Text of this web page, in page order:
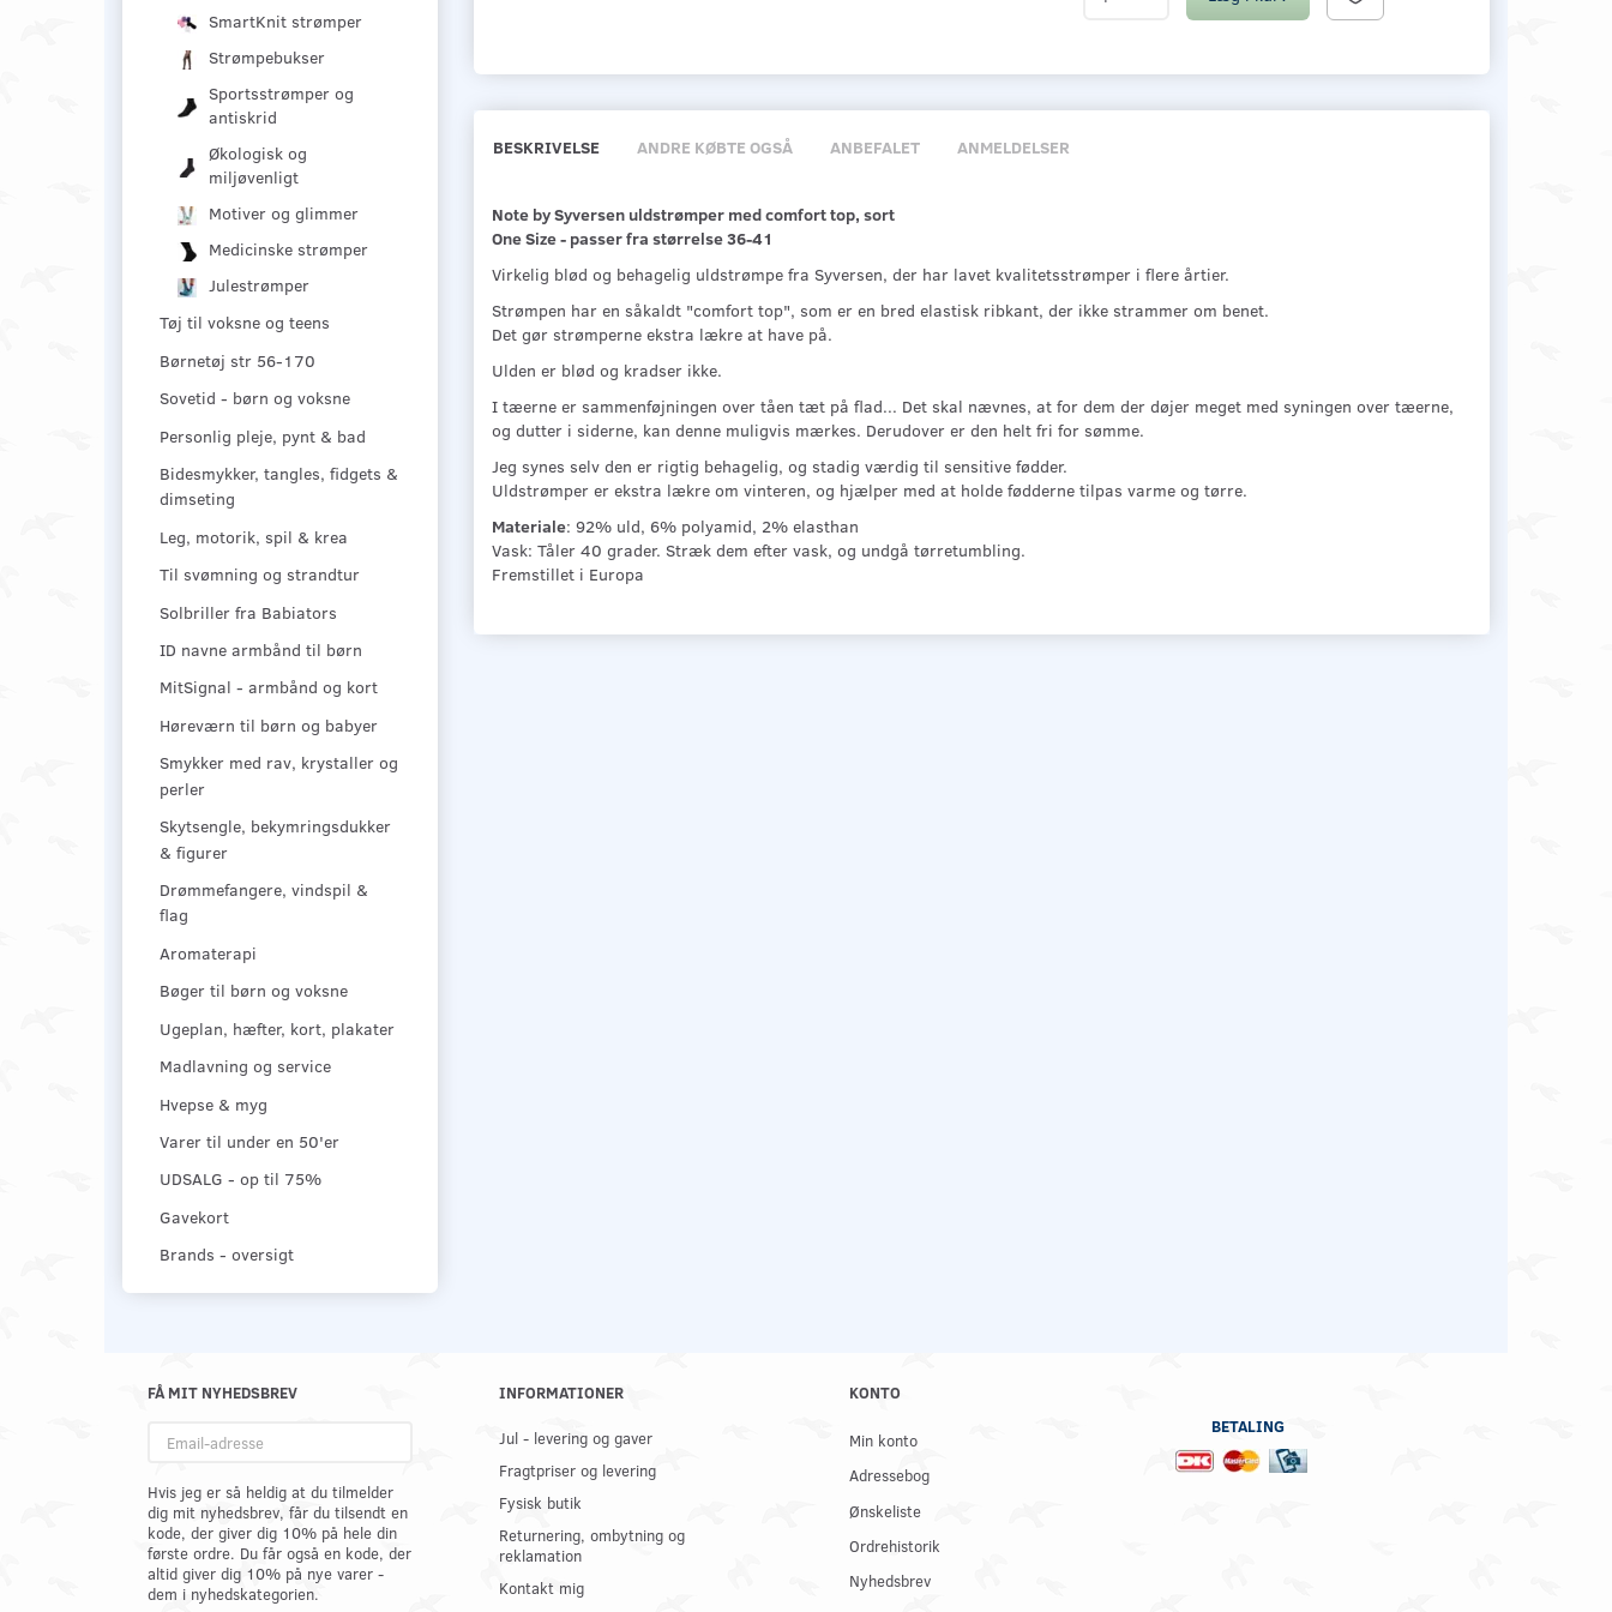
SmartKnit strømper
Strømpebukser
Sportsstrømper og
antiskrid
Økologisk og
miljøvenligt
Motiver og glimmer
Medicinske strømper
Julestrømper
Tøj til voksne og teens
Børnetøj str 56-170
Sovetid - børn og voksne
Personlig pleje, pynt & bad
Bidesmykker, tangles, fidgets &
dimseting
Leg, motorik, spil & krea
Til svømning og strandtur
Solbriller fra Babiators
ID navne armbånd til børn
MitSignal - armbånd og kort
Høreværn til børn og babyer
Smykker med rav, krystaller og
perler
Skytsengle, bekymringsdukker
& figurer
Drømmefangere, vindspil &
flag
Aromaterapi
Bøger til børn og voksne
Ugeplan, hæfter, kort, plakater
Madlavning og service
Hvepse & myg
Varer til under en 50'er
UDSALG - op til 75%
Gavekort
Brands - oversigt
BESKRIVELSE ANDRE KØBTE OGSÅ ANBEFALET ANMELDELSER
Note by Syversen uldstrømper med comfort top, sort
One Size - passer fra størrelse 36-41
Virkelig blød og behagelig uldstrømpe fra Syversen, der har lavet kvalitetsstrømper i flere årtier.
Strømpen har en såkaldt "comfort top", som er en bred elastisk ribkant, der ikke strammer om benet.
Det gør strømperne ekstra lækre at have på.
Ulden er blød og kradser ikke.
I tæerne er sammenføjningen over tåen tæt på flad... Det skal nævnes, at for dem der døjer meget med syningen over tæerne,
og dutter i siderne, kan denne muligvis mærkes. Derudover er den helt fri for sømme.
Jeg synes selv den er rigtig behagelig, og stadig værdig til sensitive fødder.
Uldstrømper er ekstra lækre om vinteren, og hjælper med at holde fødderne tilpas varme og tørre.
Materiale: 92% uld, 6% polyamid, 2% elasthan
Vask: Tåler 40 grader. Stræk dem efter vask, og undgå tørretumbling.
Fremstillet i Europa
FÅ MIT NYHEDSBREV
adresse
Hvis jeg er så heldig at du tilmelder
dig mit nyhedsbrev, får du tilsendt en
kode, der giver dig 10% på hele din
første ordre. Du får også en kode, der
altid giver dig 10% på nye varer -
dem i nyhedskategorien.
INFORMATIONER
Jul - levering og gaver
Fragtpriser og levering
Fysisk butik
Returnering, ombytning og
reklamation
Kontakt mig
KONTO
Min konto
Adressebog
Ønskeliste
Ordrehistorik
Nyhedsbrev
BETALING